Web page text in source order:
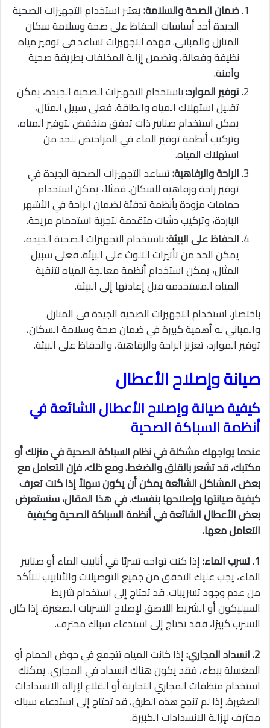
ضمان الصحة والسلامة:يعتبر استخدام التجهيزات الصحية
الجيدة أحد أساسات الحفاظ على صحة وسلامة سكان
المنازل والمباني. فهذه التجهيزات تساعد في توفير مياه
نظيفة وفعالة، وتضمن إزالة المخلفات بطريقة صحية
وآمنة.
توفير الموارد:باستخدام التجهيزات الصحية الجيدة، يمكن
تقليل استهلاك المياه والطاقة. فعلى سبيل المثال،
يمكن استخدام صنابير ذات تدفق منخفض لتوفير المياه،
وتركيب أنظمة توفير الماء في المراحيض للحد من
استهلاك المياه.
الراحة والرفاهية:تساعد التجهيزات الصحية الجيدة في
توفير راحة ورفاهية للسكان. فمثلاً، يمكن استخدام
حمامات مزودة بأنظمة تدفئة لضمان الراحة في الأشهر
الباردة، وتركيب دشات متقدمة لتجربة استحمام مريحة.
الحفاظ على البيئة:باستخدام التجهيزات الصحية الجيدة،
يمكن الحد من تأثيرات التلوث على البيئة. فعلى سبيل
المثال، يمكن استخدام أنظمة معالجة المياه لتنقية
المياه المستخدمة قبل إعادتها إلى البيئة.
باختصار، استخدام التجهيزات الصحية الجيدة في المنازل
والمباني له أهمية كبيرة في ضمان صحة وسلامة السكان،
توفير الموارد، تعزيز الراحة والرفاهية، والحفاظ على البيئة.
صيانة وإصلاح الأعطال
كيفية صيانة وإصلاح الأعطال الشائعة في
أنظمة السباكة الصحية
عندما يواجهك مشكلة في نظام السباكة الصحية في منزلك أو
مكتبك، قد تشعر بالقلق والضغط. ومع ذلك، فإن التعامل مع
بعض المشاكل الشائعة يمكن أن يكون سهلاً إذا كنت تعرف
كيفية صيانتها وإصلاحها بنفسك. في هذا المقال، سنستعرض
بعض الأعطال الشائعة في أنظمة السباكة الصحية وكيفية
التعامل معها.
1. تسرب الماء:
إذا كنت تواجه تسربًا في أنابيب الماء أو صنابير
الماء، يجب عليك التحقق من جميع التوصيلات والأنابيب للتأكد
من عدم وجود تسريبات. قد تحتاج إلى استخدام شريط
السيليكون أو الشريط اللاصق لإصلاح التسربات الصغيرة. إذا كان
التسرب كبيرًا، فقد تحتاج إلى استدعاء سباك محترف.
2. انسداد المجاري:
إذا كانت المياه تتجمع في حوض الحمام أو
المغسلة ببطء، فقد يكون هناك انسداد في المجاري. يمكنك
استخدام منظفات المجاري التجارية أو القلاع لإزالة الانسدادات
الصغيرة. إذا لم تنجح هذه الطرق، قد تحتاج إلى استدعاء سباك
محترف لإزالة الانسدادات الكبيرة.